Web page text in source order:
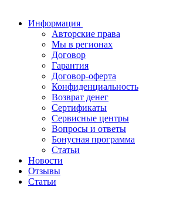
Информация
Авторские права
Мы в регионах
Договор
Гарантия
Договор-оферта
Конфиденциальность
Возврат денег
Сертификаты
Сервисные центры
Вопросы и ответы
Бонусная программа
Статьи
Новости
Отзывы
Статьи